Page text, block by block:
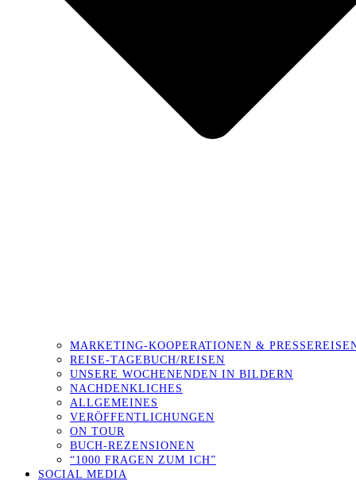
MARKETING-KOOPERATIONEN &
REISE-TAGEBUCH/REISEN
UNSERE WOCHENENDEN IN BILDERN
NACHDENKLICHES
ALLGEMEINES
VERÖFFENTLICHUNGEN
ON TOUR
BUCH-REZENSIONEN
“1000 FRAGEN ZUM ICH”
SOCIAL MEDIA